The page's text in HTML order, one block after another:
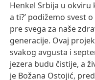
Henkel Srbija u
a ti?’ podižemo svest
pre svega za naše
generacije. Ovaj
svakog avgusta i
jezera budu čistije, a
je Božana Ostojić,